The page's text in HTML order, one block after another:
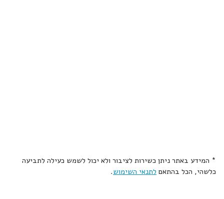
* המידע באתר ניתן כשירות לציבור ולא יכול לשמש כעילה לתביעה
כלשהי, הכל בהתאם לתנאי השימוש.